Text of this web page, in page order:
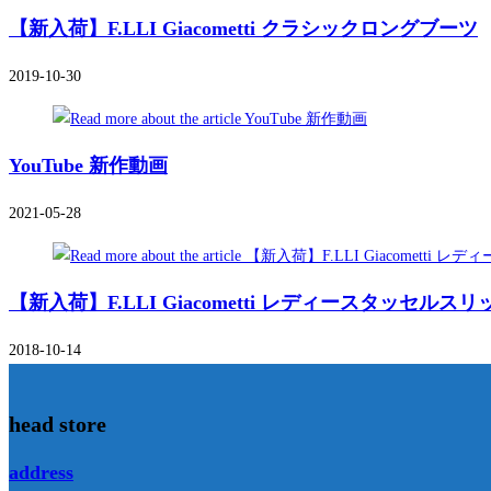
事
を
読
【新入荷】F.LLI Giacometti クラシックロングブーツ
2019-10-30
YouTube 新作動画
2021-05-28
【新入荷】F.LLI Giacometti レディースタッセルスリ
2018-10-14
head store
address